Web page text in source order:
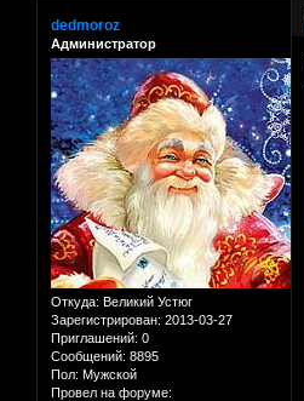
dedmoroz
Администратор
Откуда: Великий Устюг
Зарегистрирован: 2013-03-27
Приглашений: 0
Сообщений: 8895
Пол: Мужской
Провел на форуме: